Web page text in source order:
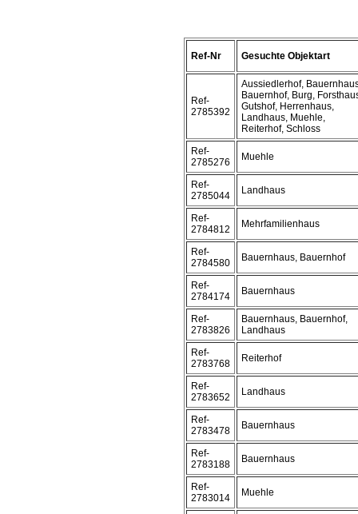
Ref-Nr Gesuchte Objektart
Ref-
2785392
Aussiedlerhof,
Bauernhof, Burg,
Gutshof, Herrenhaus,
Landhaus, Muehle,
Reiterhof, Schloss
Ref-
2785276
Muehle
Ref-
2785044
Landhaus
Ref-
2784812
Mehrfamilienhaus
Ref-
2784580
Bauernhaus, Bauernhof
Ref-
2784174
Bauernhaus
Ref-
2783826
Bauernhaus, Bauernhof,
Landhaus
Ref-
2783768
Reiterhof
Ref-
2783652
Landhaus
Ref-
2783478
Bauernhaus
Ref-
2783188
Bauernhaus
Ref-
2783014
Muehle